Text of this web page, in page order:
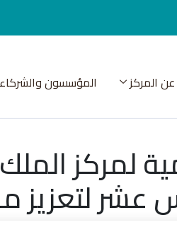
عن المركز المؤسسون والشركاء
لمركز
عشر